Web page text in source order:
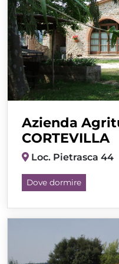
Azienda
CORTEVILLA
Loc. Pietrasca 44
Dove dormire